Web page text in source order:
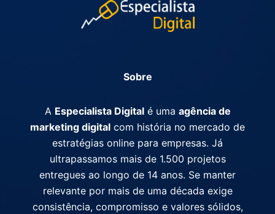
Sobre
A Especialista Digitalé uma agência de
marketing digital com história no mercado de
estratégias online para empresas. Já
ultrapassamos mais de 1.500 projetos
entregues ao longo de 14 anos. Se manter
relevante por mais de uma década exige
consistência, compromisso e valores sólidos,